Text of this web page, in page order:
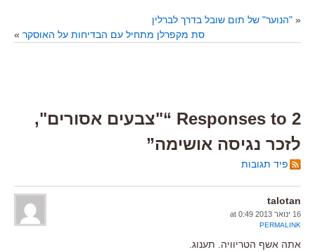
« "הנוער" של תום שובל בדרך לברלין
סת מקפרלן מתחיל עם הבדיחות על האוסקר »
2 Responses to “"צבעים אסורים",
לזכר נגיסה אושימה”
פיד תגובות
talotan
16 ינואר 2013 at 0:49
PERMALINK
אתה אשף הטריוויה. תענוג.